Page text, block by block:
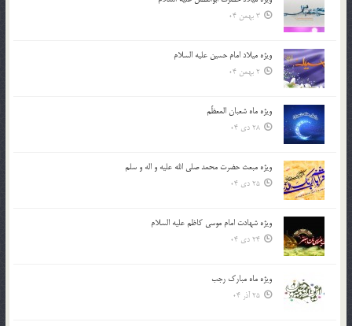
3 بهمن 04
ویژه میلاد امام حسین علیه السلام
2 بهمن 04
ویژه ماه شعبان المعظّم
28 دی 04
ویژه مبعث حضرت محمد صلی الله علیه و اله و سلم
25 دی 04
ویژه شهادت امام موسی کاظم علیه السلام
24 دی 04
ویژه ماه مبارک رجب
25 آذر 04